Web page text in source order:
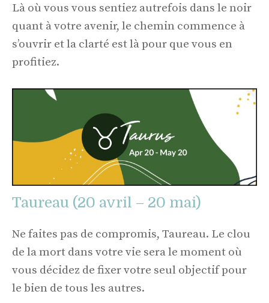
Là où vous vous sentiez autrefois dans le noir
quant à votre avenir, le chemin commence à
s’ouvrir et la clarté est là pour que vous en
profitiez.
Taureau (20 avril – 20 mai)
Ne faites pas de compromis, Taureau. Le clou
de la mort dans votre vie sera le moment où
vous décidez de fixer votre seul objectif pour
le bien de tous les autres.